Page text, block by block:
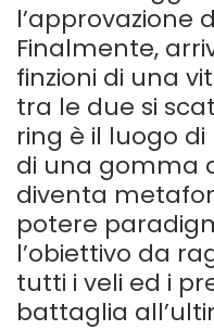
l’approvazione
Finalmente,
finzioni di una
tra le due si
ring è il luogo di
di una gomma
diventa
potere
l’obiettivo da
tutti i veli ed i
battaglia